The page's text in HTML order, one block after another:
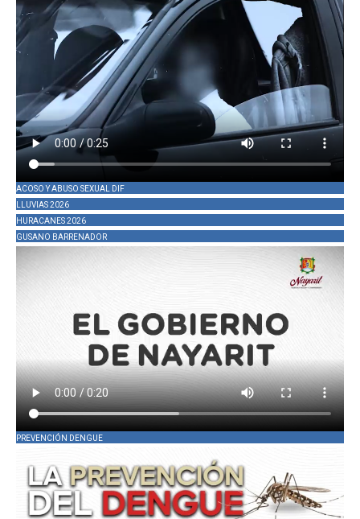
ACOSO Y ABUSO SEXUAL DIF
LLUVIAS 2026
HURACANES 2026
GUSANO BARRENADOR
PREVENCIÓN DENGUE